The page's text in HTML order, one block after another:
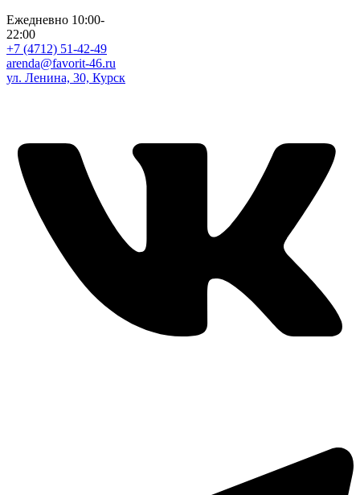
Ежедневно 10:00-
22:00
+7 (4712) 51-42-49
arenda@favorit-46.ru
ул. Ленина, 30, Курск